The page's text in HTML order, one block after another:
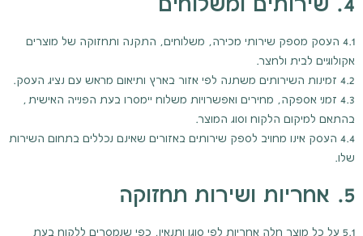
4.1 העסק מספק שירותי מכירה, משלוחים, התקנה ותחזוקה של מוצרים
אקולוגיים לבית ולחצר.
4.2 זמינות השירותים משתנה לפי אזור בארץ ותיאום מראש עם נציג העסק.
4.3 זמני אספקה, מחירים ואפשרויות משלוח יימסרו בעת הפנייה האישית,
בהתאם למיקום הלקוח וסוג המוצר.
4.4 העסק אינו מחויב לספק שירותים באזורים שאינם נכללים בתחום השירות
שלו.
5. אחריות ושירות תחזוקה
5.1 על כל מוצר חלה אחריות לפי סוגו ותנאיו, כפי שנמסרים ללקוח בעת